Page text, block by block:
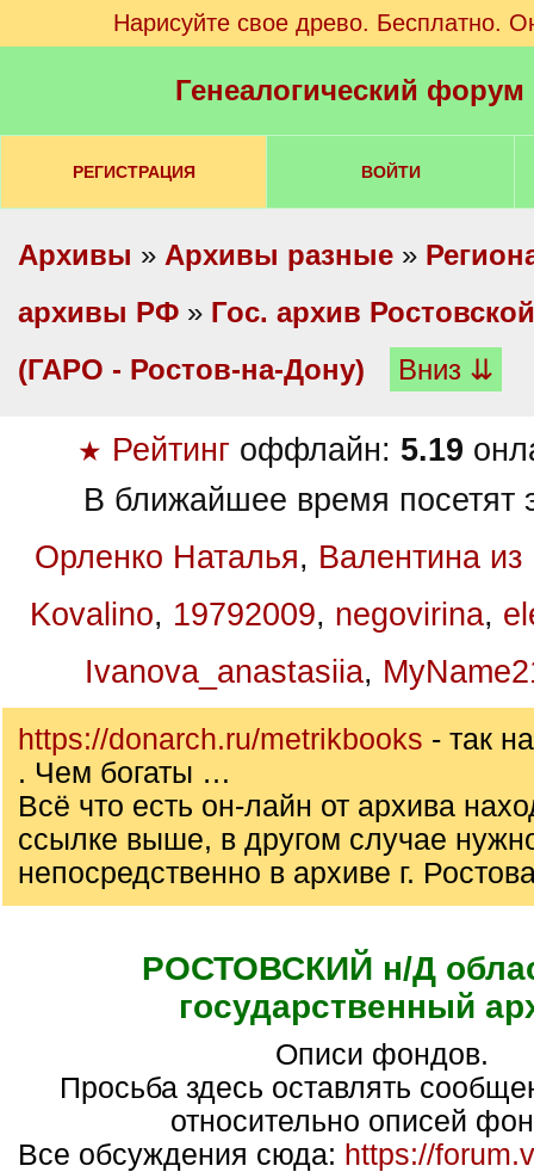
Нарисуйте свое древо. Бесплатно.
Генеалогический
РЕГИСТРАЦИЯ ВОЙТИ
Архивы » Архивы разные »
архивы РФ » Гос. архив
(ГАРО - Ростов-на-Дону)
Вниз ⇊
★ Рейтинг оффлайн: 5.19
В ближайшее время посетят
Орленко Наталья, Валентина из
Kovalino, 19792009, negovirina,
Ivanova_anastasiia,
https://donarch.ru/metrikbooks - так
. Чем богаты …
Всё что есть он-лайн от архива
ссылке выше, в другом случае
непосредственно в архиве г.
РОСТОВСКИЙ н/Д
государственный
Описи фондов.
Просьба здесь оставлять
относительно описей
Все обсуждения сюда: https://